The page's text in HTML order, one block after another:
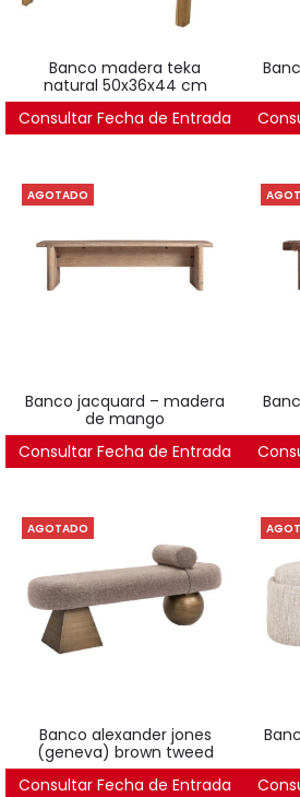
banco madera teka
natural 50x36x44 cm
283€
Consultar Fecha de Entrada
banco hallen – madera de
AGOTADO
banco jacquard – madera
de mango
1.000€
Consultar Fecha de Entrada
banco breive – madera de
AGOTADO
banco alexander jones
(geneva) brown tweed
1.045€
Consultar Fecha de Entrada